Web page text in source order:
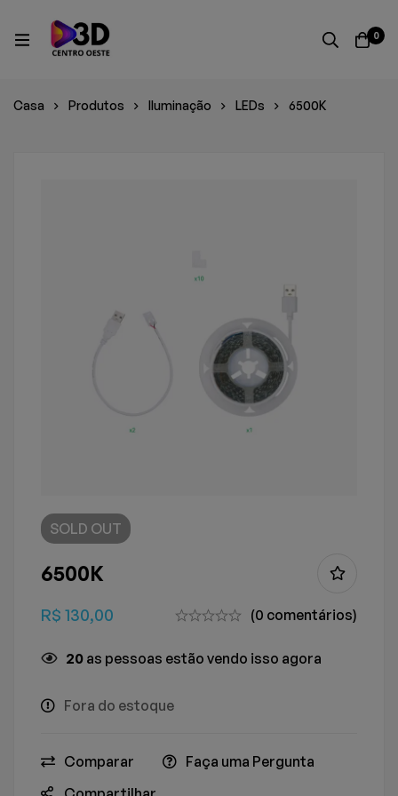
0
Casa Produtos Iluminação LEDs 6500K
SOLD OUT
6500K
R$ 130,00 (0 comentários)
20 as pessoas estão vendo isso agora
Fora do estoque
Comparar
Faça uma Pergunta